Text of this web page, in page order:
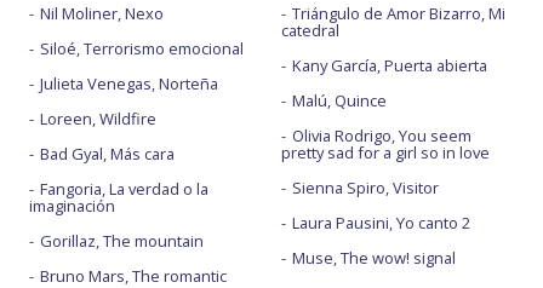
Nil Moliner, Nexo
Siloé, Terrorismo emocional
Julieta Venegas, Norteña
Loreen, Wildfire
Bad Gyal, Más cara
Fangoria, La verdad o la
imaginación
Gorillaz, The mountain
Bruno Mars, The romantic
Triángulo de Amor Bizarro, Mi
catedral
Kany García, Puerta abierta
Malú, Quince
Olivia Rodrigo, You seem
pretty sad for a girl so in love
Sienna Spiro, Visitor
Laura Pausini, Yo canto 2
Muse, The wow! signal